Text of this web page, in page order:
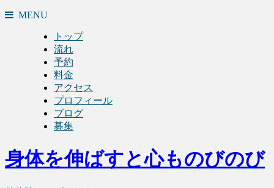
MENU
トップ
流れ
予約
料金
アクセス
プロフィール
ブログ
募集
身体を伸ばすと心ものびのび